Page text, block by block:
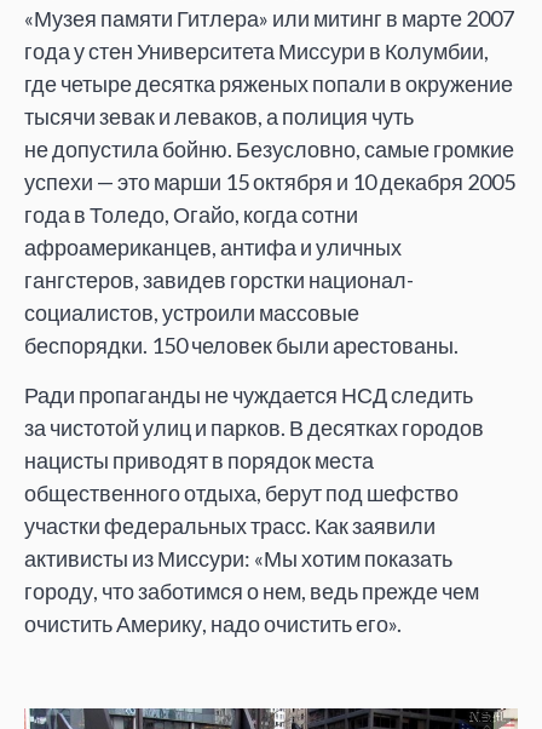
«Музея памяти Гитлера» или митинг в марте 2007
года у стен Университета Миссури в Колумбии,
где четыре десятка ряженых попали в окружение
тысячи зевак и леваков, а полиция чуть
не допустила бойню. Безусловно, самые громкие
успехи — это марши 15 октября и 10 декабря 2005
года в Толедо, Огайо, когда сотни
афроамериканцев, антифа и уличных
гангстеров, завидев горстки национал-
социалистов, устроили массовые
беспорядки. 150 человек были арестованы.
Ради пропаганды не чуждается НСД следить
за чистотой улиц и парков. В десятках городов
нацисты приводят в порядок места
общественного отдыха, берут под шефство
участки федеральных трасс. Как заявили
активисты из Миссури: «Мы хотим показать
городу, что заботимся о нем, ведь прежде чем
очистить Америку, надо очистить его».